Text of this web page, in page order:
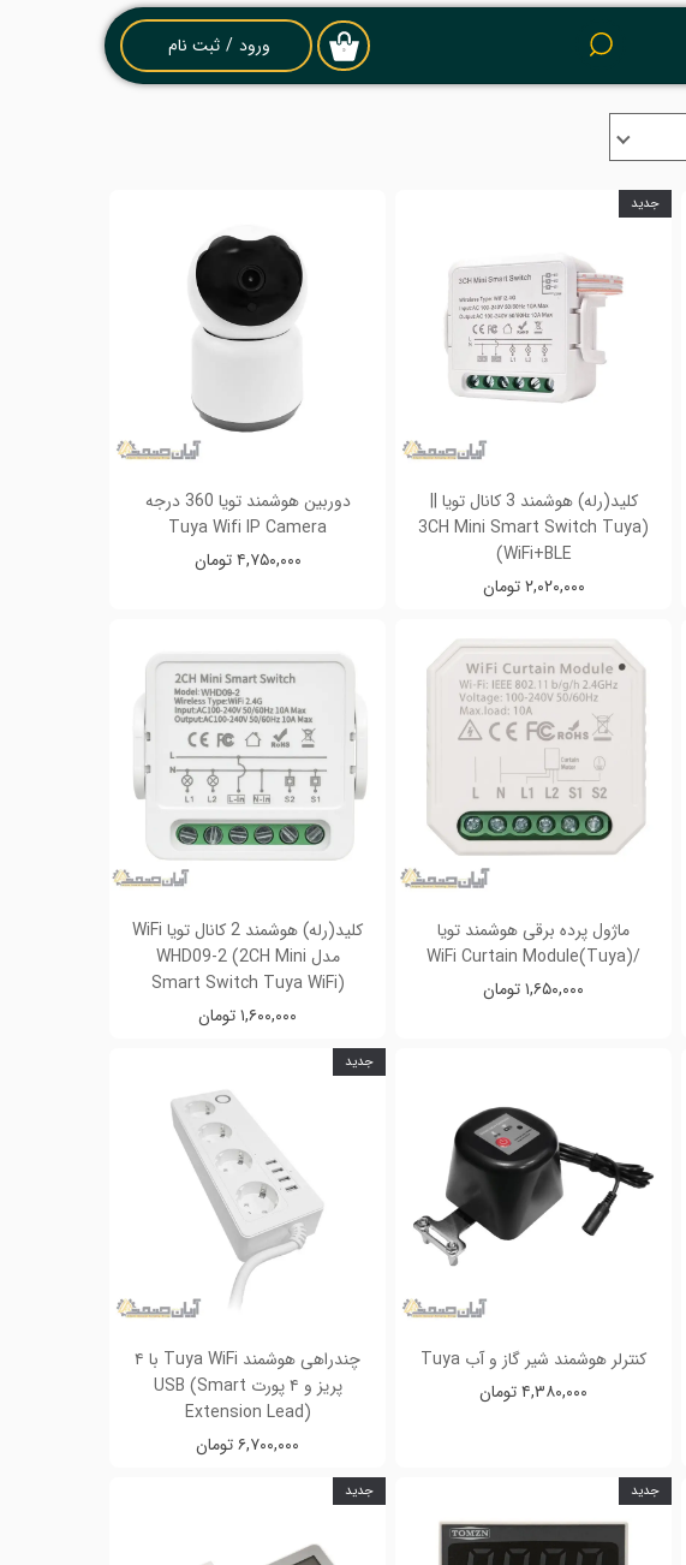
۰ ورود / ثبت نام
حساب کاربری من
خروج از حساب
کاربری
کلید(رله) هوشمند 3 کانال تویا ||
(3CH Mini Smart Switch Tuya
(WiFi+BLE
۲,۰۲۰,۰۰۰ تومان
جدید
دوربین هوشمند تویا 360 درجه
Tuya Wifi IP Camera
۴,۷۵۰,۰۰۰ تومان
ماژول پرده برقی هوشمند تویا
/(Tuya)WiFi Curtain Module
۱,۶۵۰,۰۰۰ تومان
کلید(رله) هوشمند 2 کانال تویا WiFi
مدل WHD09-2 (2CH Mini
Smart Switch Tuya WiFi)
۱,۶۰۰,۰۰۰ تومان
کنترلر هوشمند شیر گاز و آب Tuya
۴,۳۸۰,۰۰۰ تومان
چندراهی هوشمند Tuya WiFi با ۴
پریز و ۴ پورت USB (Smart
Extension Lead)
۶,۷۰۰,۰۰۰ تومان
جدید
جدید جدید